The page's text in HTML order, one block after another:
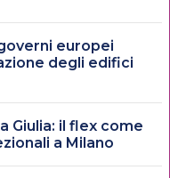
europei
degli edifici
Giulia: il flex come
a Milano